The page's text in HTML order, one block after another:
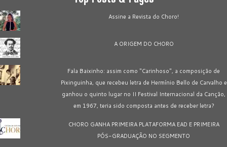
Assine a Revista do Choro!
A ORIGEM DO CHORO
Fala Baixinho: assim como "Carinhoso", a composição de
Pixinguinha, que recebeu letra de Hermínio Bello de Carvalho e
ganhou o quinto lugar no II Festival Internacional da Canção,
em 1967, teria sido composta antes de receber letra?
CHORO GANHA PRIMEIRA PLATAFORMA EAD E PRIMEIRA
PÓS-GRADUAÇÃO NO SEGMENTO